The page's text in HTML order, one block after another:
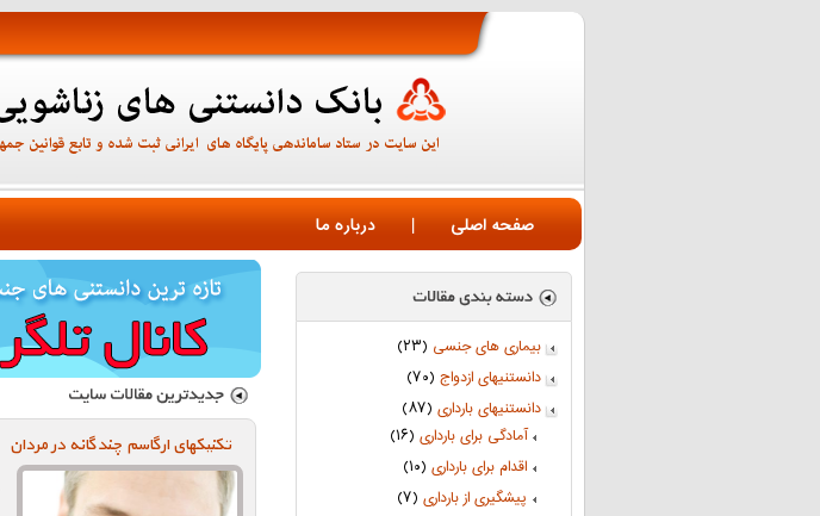
صفحه اصلی | درباره ما
بیماری های جنسی (۲۳)
دانستنیهای ازدواج (۷۰)
دانستنیهای بارداری (۸۷)
آمادگی برای بارداری (۱۶)
اقدام برای بارداری (۱۰)
پیشگیری از بارداری (۷)
تکنیکهای ارگاسم چندگانه در مردان